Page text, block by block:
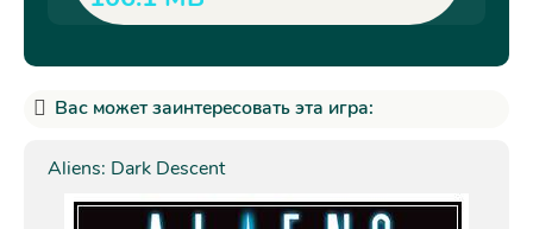
Вас может заинтересовать эта игра:
Aliens: Dark Descent